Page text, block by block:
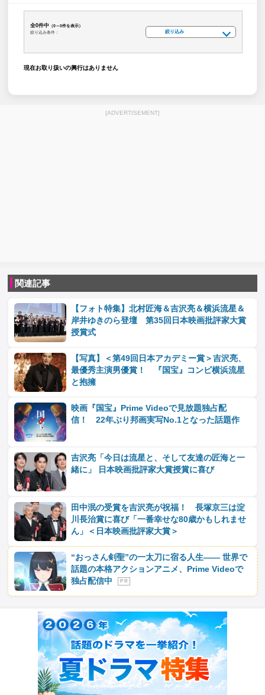
全0件中 （0～0件を表示）
絞り込み条件：
絞り込み
現在お取り扱いの興行はありません
[ADVERTISEMENT]
関連記事
【フォト特集】北村匠海＆吉沢亮＆横浜流星＆
岸井ゆきのら登壇 第35回日本映画批評家大賞
授賞式
【写真】＜第49回日本アカデミー賞＞吉沢亮、
最優秀主演男優賞！ 『国宝』コンビ横浜流星
と抱擁
映画『国宝』Prime Videoで見放題独占配
信！ 22年ぶり邦画実写No.1となった話題作
吉沢亮「今日は流星と、そして友達の匠海と一
緒に」 日本映画批評家大賞授賞に喜び
田中泯の受賞を吉沢亮が祝福！ 長塚京三は淀
川長治賞に喜び「一番幸せな80歳かもしれませ
ん」＜日本映画批評家大賞＞
“おっさん剣聖”の一太刀に宿る人生―― 世界で
話題の本格アクションアニメ、Prime Videoで
独占配信中
P R